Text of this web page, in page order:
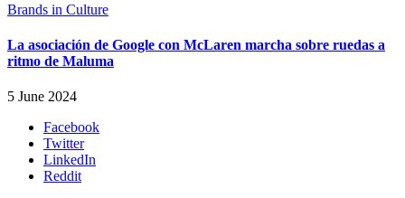
Brands in Culture
La asociación de Google con McLaren marcha sobre ruedas a
ritmo de Maluma
5 June 2024
Facebook
Twitter
LinkedIn
Reddit